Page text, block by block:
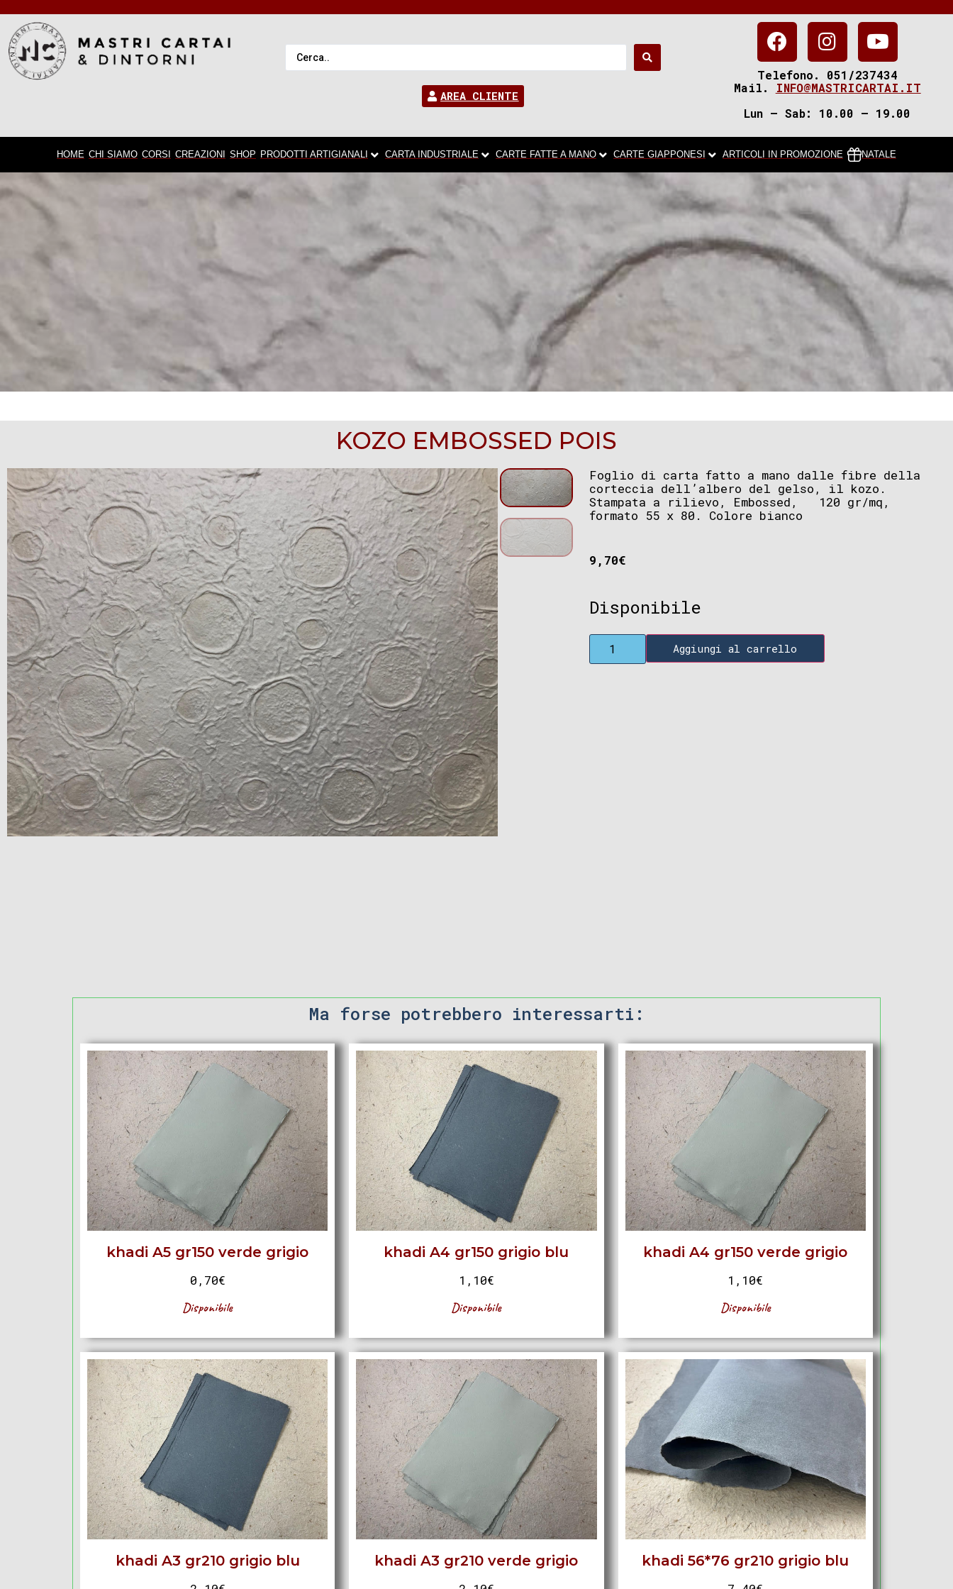
AREA CLIENTE
Telefono. 051/237434
Mail.
INFO@MASTRICARTAI.IT
Lun – Sab: 10.00 – 19.00
HOME CHI SIAMO CORSI CREAZIONI SHOP PRODOTTI ARTIGIANALI CARTA INDUSTRIALE CARTE FATTE A MANO CARTE GIAPPONESI ARTICOLI IN PROMOZIONE NATALE
KOZO EMBOSSED POIS
Foglio di carta fatto a mano dalle fibre della
corteccia dell’albero del gelso, il kozo.
Stampata a rilievo, Embossed, 120 gr/mq,
formato 55 x 80. Colore bianco
9,70€
Disponibile
Aggiungi al carrello
Ma forse potrebbero interessarti:
khadi A5 gr150 verde grigio
0,70€
Disponibile
khadi A4 gr150 grigio blu
1,10€
Disponibile
khadi A4 gr150 verde grigio
1,10€
Disponibile
khadi A3 gr210 grigio blu khadi A3 gr210 verde grigio khadi 56*76 gr210 grigio blu